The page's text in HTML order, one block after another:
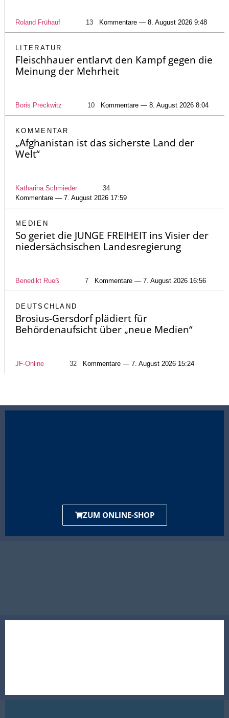
Roland Frühauf 13 Kommentare — 8. August 2026 9:48
LITERATUR
Fleischhauer entlarvt den Kampf gegen die
Meinung der Mehrheit
Boris Preckwitz 10 Kommentare — 8. August 2026 8:04
KOMMENTAR
„Afghanistan ist das sicherste Land der
Welt“
Katharina Schmieder
34
Kommentare — 7. August 2026 17:59
MEDIEN
So geriet die JUNGE FREIHEIT ins Visier der
niedersächsischen Landesregierung
Benedikt Rueß 7 Kommentare — 7. August 2026 16:56
DEUTSCHLAND
Brosius-Gersdorf plädiert für
Behördenaufsicht über „neue Medien“
JF-Online 32 Kommentare — 7. August 2026 15:24
ZUM ONLINE-SHOP